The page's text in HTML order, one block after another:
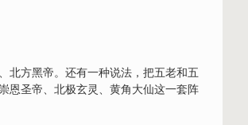
、北方黑帝。还有一种说法，把五老和五
恩圣帝、北极玄灵、黄角大仙这一套阵